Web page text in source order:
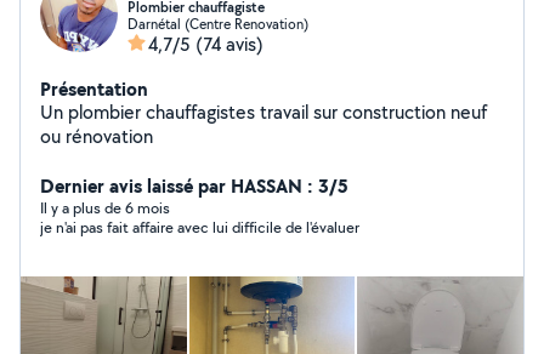
Plombier chauffagiste
Darnétal (Centre Renovation)
4,7/5 (74 avis)
Présentation
Un plombier chauffagistes travail sur construction neuf
ou rénovation
Dernier avis laissé par HASSAN : 3/5
Il y a plus de 6 mois
je n'ai pas fait affaire avec lui difficile de l'évaluer